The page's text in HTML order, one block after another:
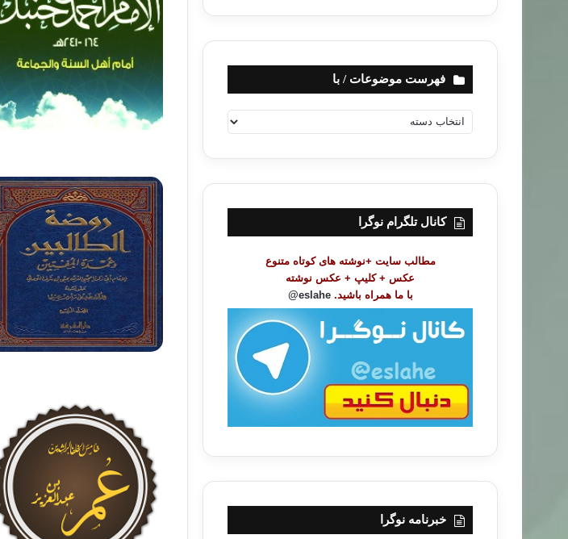
فهرست موضوعات / با
ه
ت
ض
کانال تلگرام نوگرا
مطالب سایت +نوشته های کوتاه متنوع
عکس + کلیپ + عکس نوشته
با ما همراه باشید. eslahe@
خبرنامه نوگرا